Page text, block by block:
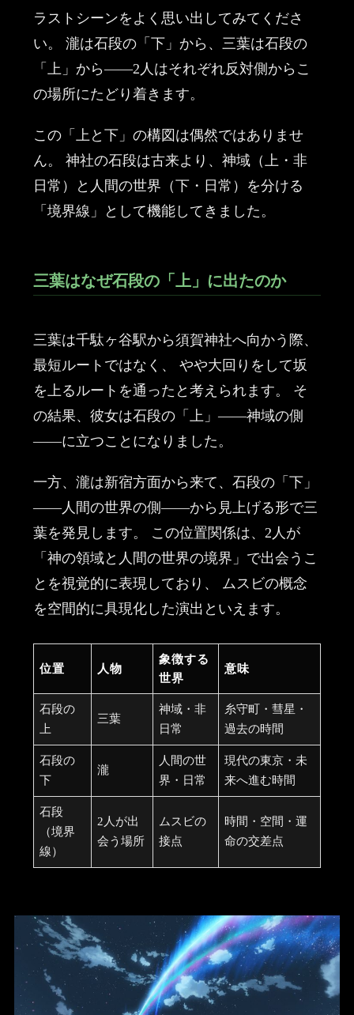
ラストシーンをよく思い出してみてくださ
い。 瀧は石段の「下」から、三葉は石段の
「上」から——2人はそれぞれ反対側からこ
の場所にたどり着きます。
この「上と下」の構図は偶然ではありませ
ん。 神社の石段は古来より、神域（上・非
日常）と人間の世界（下・日常）を分ける
「境界線」として機能してきました。
三葉はなぜ石段の「上」に出たのか
三葉は千駄ヶ谷駅から須賀神社へ向かう際、
最短ルートではなく、 やや大回りをして坂
を上るルートを通ったと考えられます。 そ
の結果、彼女は石段の「上」——神域の側
——に立つことになりました。
一方、瀧は新宿方面から来て、石段の「下」
——人間の世界の側——から見上げる形で三
葉を発見します。 この位置関係は、2人が
「神の領域と人間の世界の境界」で出会うこ
とを視覚的に表現しており、 ムスビの概念
を空間的に具現化した演出といえます。
位置 人物
象徴する
世界
意味
石段の
上
三葉
神域・非
日常
糸守町・彗星・
過去の時間
石段の
下
瀧
人間の世
界・日常
現代の東京・未
来へ進む時間
石段
（境界
線）
2人が出
会う場所
ムスビの
接点
時間・空間・運
命の交差点